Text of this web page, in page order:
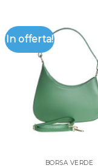
In offerta!
BORSA VERDE